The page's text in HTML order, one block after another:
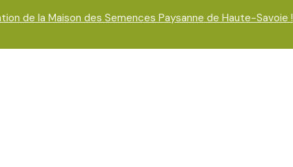
de la Maison des Semences Paysanne de Haute-Savoie !